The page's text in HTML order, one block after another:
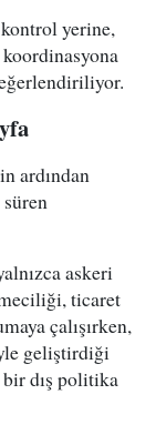
yerine,
ardından
askeri
ticaret
çalışırken,
geliştirdiği
dış politika